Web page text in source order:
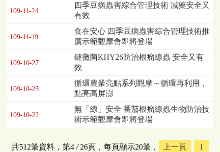
109-11-24
四季豆病蟲害綜合管理技術 減藥安全又
有效
109-11-19
食在安心 四季豆病蟲害綜合管理技術推
廣示範觀摩會即將登場
109-10-27
鏈黴菌KHY26防治根瘤線蟲 安全又有
效
109-10-23
循環農業亮點系列觀摩～循環再利用，
點亮高屏澎
109-10-22
無「線」安全 番茄根瘤線蟲生物防治技
術示範觀摩會即將登場
共512筆資料，第4/26頁，每頁顯示20筆， 上一頁 1